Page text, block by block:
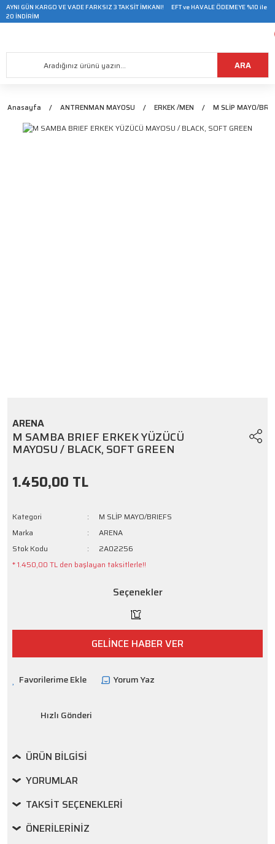
AYNI GÜN KARGO VE VADE FARKSIZ 3 TAKSİT İMKANI! EFT ve HAVALE ÖDEMEYE %10 ile
20 İNDİRİM
ARA
Anasayfa ANTRENMAN MAYOSU ERKEK /MEN M SLİP MAYO/
ARENA
M SAMBA BRIEF ERKEK YÜZÜCÜ
MAYOSU / BLACK, SOFT GREEN
1.450,00 TL
Kategori
M SLİP MAYO/BRIEFS
Marka
ARENA
Stok Kodu
2A02256
* 1.450,00 TL den başlayan taksitlerle!!
Seçenekler
GELİNCE HABER VER
Yorum Yaz
Hızlı Gönderi
ÜRÜN BILGISI
YORUMLAR
TAKSIT SEÇENEKLERI
ÖNERILERINIZ